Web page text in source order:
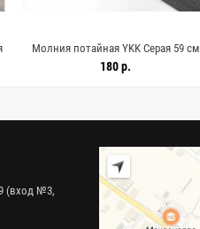
Молния потайная YKK Серая 59 см
G16 15022637
180 р.
(вход №3,